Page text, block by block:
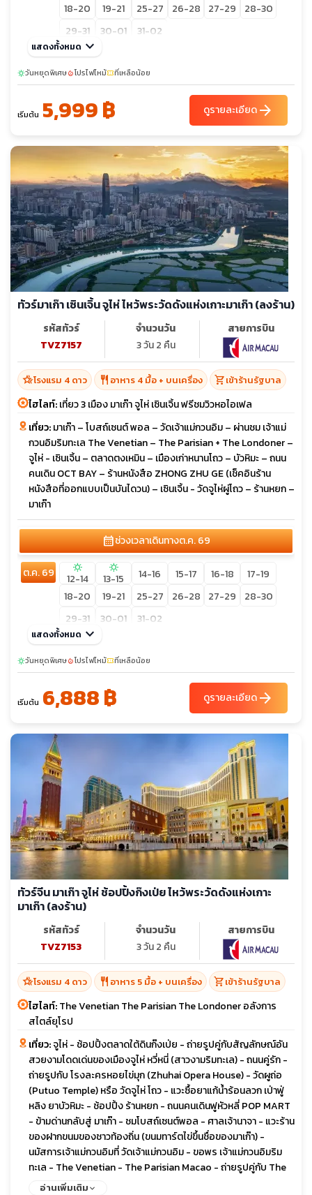
18-20 19-21 25-27 26-28 27-29
28-30
29-31
30-01 31-02
แสดงทั้งหมด keyboard_arrow_down
sunnyวันหยุดพิเศษlocal_fire_departmentโปรไฟไหม้confirmation_numberที่เหลือน้อย
เริ่มต้น 5,999 ฿ ดูรายละเอียดarrow_forward
ทัวร์มาเก๊า เซินเจิ้น จูไห่ ไหว้พระวัดดังแห่งเกาะมาเก๊า (ลงร้าน)
รหัสทัวร์
TVZ7157
จำนวนวัน
3 วัน 2 คืน
สายการบิน
hotel_classโรงแรม 4 ดาว restaurant อาหาร 4 มื้อ + บนเครื่อง shopping_cartเข้าร้านรัฐบาล
ไฮไลท์:เที่ยว 3 เมือง มาเก๊า จูไห่ เซินเจิ้น ฟรีชมวิวหอไอเฟล
เที่ยว:มาเก๊า – โบสถ์เซนต์ พอล – วัดเจ้าแม่กวนอิม – ผ่านชม เจ้าแม่
กวนอิมริมทะเล The Venetian – The Parisian + The Londoner –
จูไห่ - เซินเจิ้น – ตลาดตงเหมิน – เมืองเก่าหนานโถว – บัวหิมะ – ถนน
คนเดิน OCT BAY – ร้านหนังสือ ZHONG ZHU GE (เช็คอินร้าน
หนังสือที่ออกแบบเป็นบันไดวน) – เซินเจิ้น - วัดจูไห่ผู่โถว – ร้านหยก –
มาเก๊า
calendar_monthช่วงเวลาเดินทางต.ค. 69
ต.ค. 69 sunny
12-14
sunny
13-15 14-16 15-17 16-18
17-19
18-20
19-21 25-27 26-28 27-29
28-30
29-31
30-01 31-02
แสดงทั้งหมด keyboard_arrow_down
sunnyวันหยุดพิเศษlocal_fire_departmentโปรไฟไหม้confirmation_numberที่เหลือน้อย
เริ่มต้น 6,888 ฿ ดูรายละเอียดarrow_forward
ทัวร์จีน มาเก๊า จูไห่ ช้อปปิ้งก๊งเป่ย ไหว้พระวัดดังแห่งเกาะ
มาเก๊า (ลงร้าน)
รหัสทัวร์
TVZ7153
จำนวนวัน
3 วัน 2 คืน
สายการบิน
hotel_classโรงแรม 4 ดาว restaurant อาหาร 5 มื้อ + บนเครื่อง shopping_cartเข้าร้านรัฐบาล
ไฮไลท์:The Venetian The Parisian The Londoner อลังการ
สไตล์ยุโรป
เที่ยว:จูไห่ - ช้อปปิ้งตลาดใต้ดินก๊งเป่ย - ถ่ายรูปคู่กับสัญลักษณ์อัน
สวยงามโดดเด่นของเมืองจูไห่ หวี่หนี่ (สาวงามริมทะเล) - ถนนคู่รัก -
ถ่ายรูปกับ โรงละครหอยไข่มุก (Zhuhai Opera House) - วัดผูถ่อ
(Putuo Temple) หรือ วัดจูไห่ โถว - แวะซื้อยาแก้น้ำร้อนลวก เป่าฟู่
หลิง ยาบัวหิมะ - ช้อปปิ้ง ร้านหยก - ถนนคนเดินฟูหัวหลี่ POP MART
- ข้ามด่านกลับสู่ มาเก๊า - ชมโบสถ์เซนต์พอล - ศาลเจ้านาจา - แวะร้าน
ของฝากขนมของชาวท้องถิ่น (ขนมทาร์ตไข่ขึ้นชื่อของมาเก๊า) -
นมัสการเจ้าแม่กวนอิมที่ วัดเจ้าแม่กวนอิม - ขอพร เจ้าแม่กวนอิมริม
ทะเล - The Venetian - The Parisian Macao - ถ่ายรูปคู่กับ The
Londoner Street
อ่านเพิ่มเติม